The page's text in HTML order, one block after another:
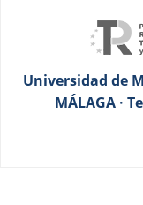
Universidad de
MÁLAGA ·